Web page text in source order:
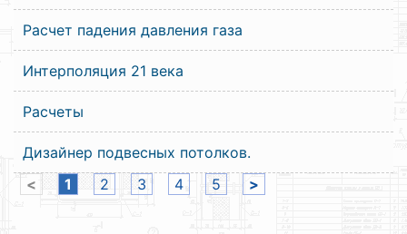
Расчет падения давления газа
Интерполяция 21 века
Расчеты
Дизайнер подвесных потолков.
<
1 2 3 4 5 >